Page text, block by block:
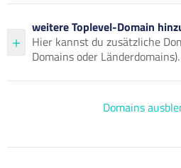
weitere Toplevel-Domain
Hier kannst du zusätzliche
Domains oder Länderdomains).
Domains